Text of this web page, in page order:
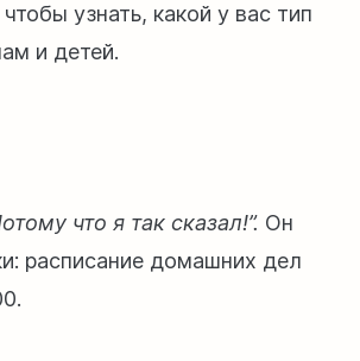
чтобы узнать, какой у вас тип
и детей.
что я так сказал!”. Он
расписание домашних дел